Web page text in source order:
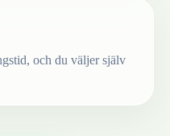
och du väljer själv